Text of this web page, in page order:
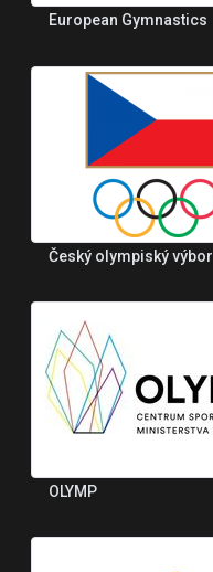
European Gymnastics
Český olympiský výbor
OLYMP